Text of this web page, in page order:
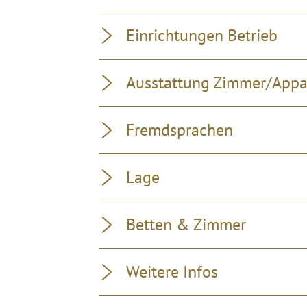
Einrichtungen Betrieb
Ausstattung Zimmer/
Fremdsprachen
Lage
Betten & Zimmer
Weitere Infos